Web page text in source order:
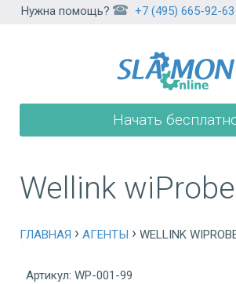
Нужна помощь? +7 (495) 665-92-63
Начать
Wellink wiProbe
ГЛАВНАЯ › АГЕНТЫ › WELLINK
Артикул: WP-001-99